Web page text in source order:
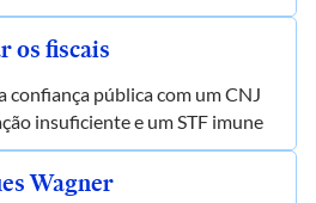
os fiscais
confiança pública com um CNJ
insuficiente e um STF imune
Wagner